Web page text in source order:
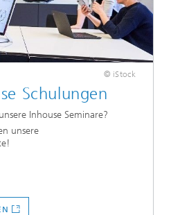
© iStock
Schulungen
Inhouse Seminare?
unsere